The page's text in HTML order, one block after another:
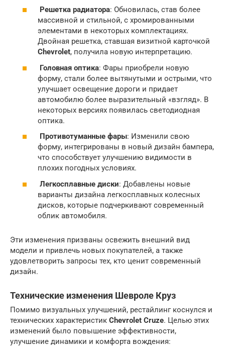
Решетка радиатора: Обновилась, став более
массивной и стильной, с хромированными
элементами в некоторых комплектациях.
Двойная решетка, ставшая визитной карточкой
Chevrolet, получила новую интерпретацию.
Головная оптика: Фары приобрели новую
форму, стали более вытянутыми и острыми, что
улучшает освещение дороги и придает
автомобилю более выразительный «взгляд». В
некоторых версиях появилась светодиодная
оптика.
Противотуманные фары: Изменили свою
форму, интегрированы в новый дизайн бампера,
что способствует улучшению видимости в
плохих погодных условиях.
Легкосплавные диски: Добавлены новые
варианты дизайна легкосплавных колесных
дисков, которые подчеркивают современный
облик автомобиля.
Эти изменения призваны освежить внешний вид
модели и привлечь новых покупателей, а также
удовлетворить запросы тех, кто ценит современный
дизайн.
Технические изменения Шевроле Круз
Помимо визуальных улучшений, рестайлинг коснулся и
технических характеристик Chevrolet Cruze. Целью этих
изменений было повышение эффективности,
улучшение динамики и комфорта вождения: